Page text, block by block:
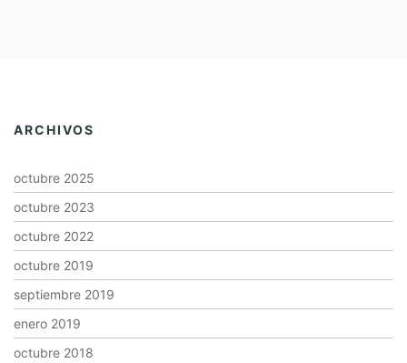
ARCHIVOS
octubre 2025
octubre 2023
octubre 2022
octubre 2019
septiembre 2019
enero 2019
octubre 2018